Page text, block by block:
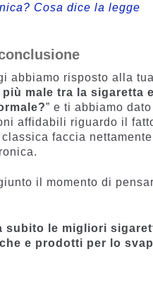
Cosa dice la legge
abbiamo risposto alla
più male tra la sigaretta
” e ti abbiamo
affidabili riguardo il
faccia
il momento di
subito le migliori
e prodotti per lo